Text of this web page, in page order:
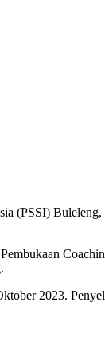
(PSSI)
2023.